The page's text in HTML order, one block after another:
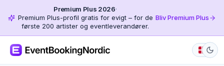
Premium Plus 2026·
Premium Plus-profil gratis for evigt – for de
første 200 artister og eventleverandører.
Bliv Premium Plus